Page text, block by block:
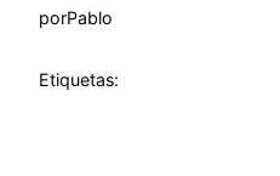
porPablo
Etiquetas: